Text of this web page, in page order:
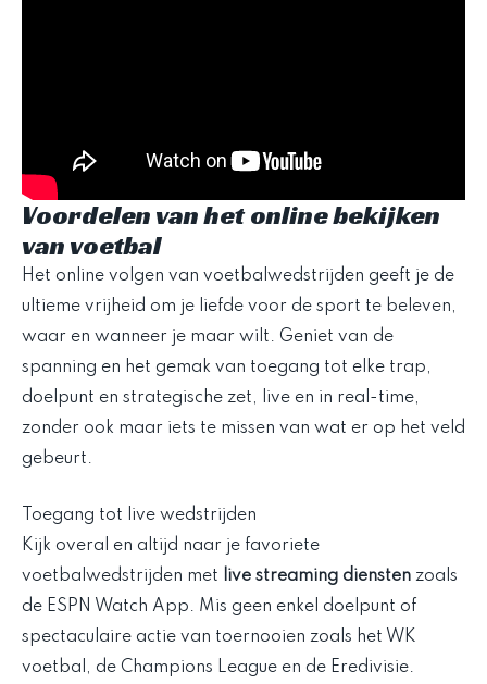
Voordelen van het online bekijken
van voetbal
Het online volgen van voetbalwedstrijden geeft je de
ultieme vrijheid om je liefde voor de sport te beleven,
waar en wanneer je maar wilt. Geniet van de
spanning en het gemak van toegang tot elke trap,
doelpunt en strategische zet, live en in real-time,
zonder ook maar iets te missen van wat er op het veld
gebeurt.
Toegang tot live wedstrijden
Kijk overal en altijd naar je favoriete
voetbalwedstrijden met live streaming diensten zoals
de ESPN Watch App. Mis geen enkel doelpunt of
spectaculaire actie van toernooien zoals het WK
voetbal, de Champions League en de Eredivisie.